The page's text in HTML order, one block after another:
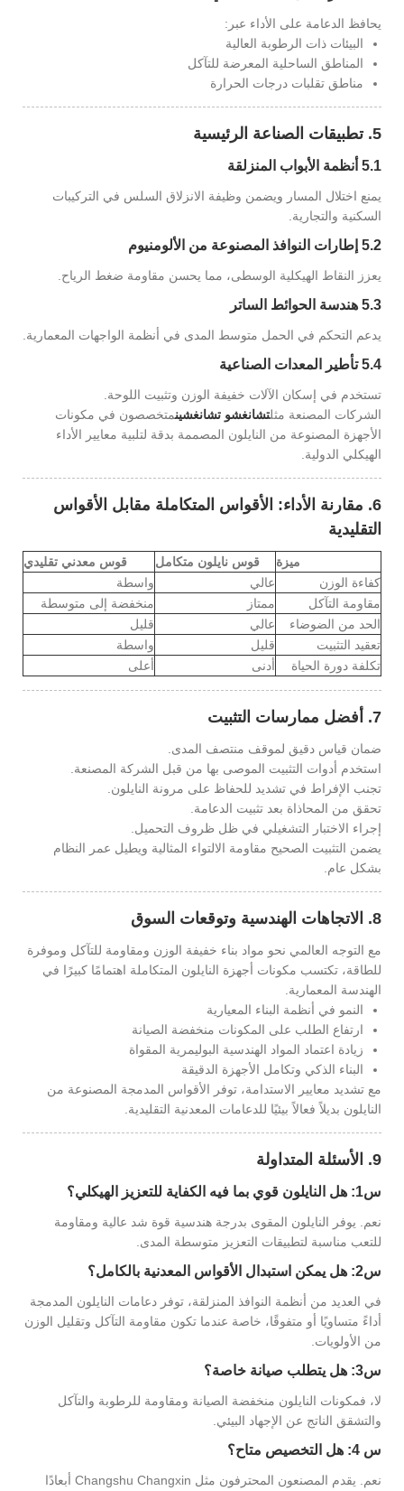
يحافظ الدعامة على الأداء عبر:
البيئات ذات الرطوبة العالية
المناطق الساحلية المعرضة للتآكل
مناطق تقلبات درجات الحرارة
5. تطبيقات الصناعة الرئيسية
5.1 أنظمة الأبواب المنزلقة
يمنع اختلال المسار ويضمن وظيفة الانزلاق السلس في التركيبات
السكنية والتجارية.
5.2 إطارات النوافذ المصنوعة من الألومنيوم
يعزز النقاط الهيكلية الوسطى، مما يحسن مقاومة ضغط الرياح.
5.3 هندسة الحوائط الساتر
يدعم التحكم في الحمل متوسط ​​المدى في أنظمة الواجهات المعمارية.
5.4 تأطير المعدات الصناعية
تستخدم في إسكان الآلات خفيفة الوزن وتثبيت اللوحة.
الشركات المصنعة مثلتشانغشو تشانغشينمتخصصون في مكونات
الأجهزة المصنوعة من النايلون المصممة بدقة لتلبية معايير الأداء
الهيكلي الدولية.
6. مقارنة الأداء: الأقواس المتكاملة مقابل الأقواس
التقليدية
ميزة قوس نايلون متكامل
قوس معدني تقليدي
كفاءة الوزن
عالي
واسطة
مقاومة التآكل
ممتاز
منخفضة إلى متوسطة
الحد من الضوضاء
عالي
قليل
تعقيد التثبيت
قليل
واسطة
تكلفة دورة الحياة
أدنى أعلى
7. أفضل ممارسات التثبيت
ضمان قياس دقيق لموقف منتصف المدى.
استخدم أدوات التثبيت الموصى بها من قبل الشركة المصنعة.
تجنب الإفراط في تشديد للحفاظ على مرونة النايلون.
تحقق من المحاذاة بعد تثبيت الدعامة.
إجراء الاختبار التشغيلي في ظل ظروف التحميل.
يضمن التثبيت الصحيح مقاومة الالتواء المثالية ويطيل عمر النظام
بشكل عام.
8. الاتجاهات الهندسية وتوقعات السوق
مع التوجه العالمي نحو مواد بناء خفيفة الوزن ومقاومة للتآكل وموفرة
للطاقة، تكتسب مكونات أجهزة النايلون المتكاملة اهتمامًا كبيرًا في
الهندسة المعمارية.
النمو في أنظمة البناء المعيارية
ارتفاع الطلب على المكونات منخفضة الصيانة
زيادة اعتماد المواد الهندسية البوليمرية المقواة
البناء الذكي وتكامل الأجهزة الدقيقة
مع تشديد معايير الاستدامة، توفر الأقواس المدمجة المصنوعة من
النايلون بديلاً فعالاً بيئيًا للدعامات المعدنية التقليدية.
9. الأسئلة المتداولة
س1: هل النايلون قوي بما فيه الكفاية للتعزيز الهيكلي؟
نعم. يوفر النايلون المقوى بدرجة هندسية قوة شد عالية ومقاومة
للتعب مناسبة لتطبيقات التعزيز متوسطة المدى.
س2: هل يمكن استبدال الأقواس المعدنية بالكامل؟
في العديد من أنظمة النوافذ المنزلقة، توفر دعامات النايلون المدمجة
أداءً متساويًا أو متفوقًا، خاصة عندما تكون مقاومة التآكل وتقليل الوزن
من الأولويات.
س3: هل يتطلب صيانة خاصة؟
لا، فمكونات النايلون منخفضة الصيانة ومقاومة للرطوبة والتآكل
والتشقق الناتج عن الإجهاد البيئي.
س 4: هل التخصيص متاح؟
نعم. يقدم المصنعون المحترفون مثل Changshu Changxin أبعادًا